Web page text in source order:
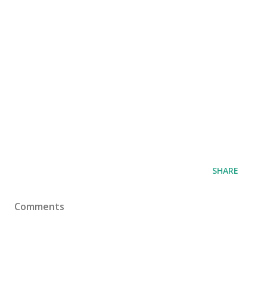
SHARE
Comments